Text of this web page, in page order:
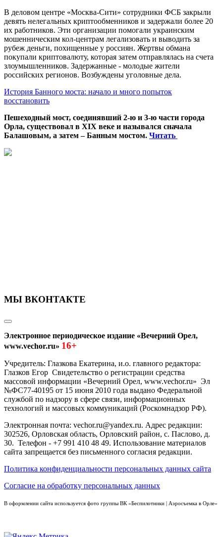
В деловом центре «Москва-Сити» сотрудники ФСБ закрыли
девять нелегальных криптообменников и задержали более 20
их работников. Эти организации помогали украинским
мошенническим кол-центрам легализовать и выводить за
рубеж деньги, похищенные у россиян. Жертвы обмана
покупали криптовалюту, которая затем отправлялась на счета
злоумышленников. Задержанные - молодые жители
российских регионов. Возбуждены уголовные дела.
История Банного моста: начало и много попыток
восстановить
Пешеходный мост, соединявший 2-ю и 3-ю части города
Орла, существовал в XIX веке и назывался сначала
Балашовым, а затем – Банным мостом. Читать
МЫ ВКОНТАКТЕ
Электронное периодическое издание «Вечерний Орел,
www.vechor.ru» 16+
Учредитель: Глазкова Екатерина, и.о. главного редактора:
Глазков Егор Свидетельство о регистрации средства
массовой информации «Вечерний Орел, www.vechor.ru» Эл
№ФС77-40195 от 15 июня 2010 года выдано Федеральной
службой по надзору в сфере связи, информационных
технологий и массовых коммуникаций (Роскомнадзор РФ).
Электронная почта: vechor.ru@yandex.ru. Адрес редакции:
302526, Орловская область, Орловский район, с. Паслово, д.
30. Телефон - +7 991 410 48 49. Использование материалов
сайта запрещается без письменного согласия редакции.
Политика конфиденциальности персональных данных сайта
Согласие на обработку персональных данных
В оформлении сайта используется фото группы ВК «Беспилотники | Аэросъемка в Орле»